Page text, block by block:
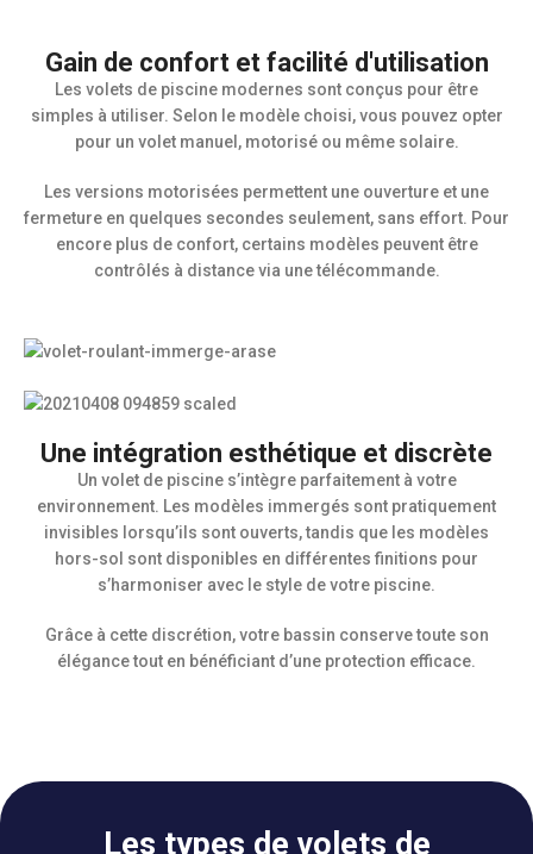
Gain de confort et facilité d'utilisation
Les volets de piscine modernes sont conçus pour être
simples à utiliser. Selon le modèle choisi, vous pouvez opter
pour un volet manuel, motorisé ou même solaire.
Les versions motorisées permettent une ouverture et une
fermeture en quelques secondes seulement, sans effort. Pour
encore plus de confort, certains modèles peuvent être
contrôlés à distance via une télécommande.
Une intégration esthétique et discrète
Un volet de piscine s’intègre parfaitement à votre
environnement. Les modèles immergés sont pratiquement
invisibles lorsqu’ils sont ouverts, tandis que les modèles
hors-sol sont disponibles en différentes finitions pour
s’harmoniser avec le style de votre piscine.
Grâce à cette discrétion, votre bassin conserve toute son
élégance tout en bénéficiant d’une protection efficace.
Les types de volets de